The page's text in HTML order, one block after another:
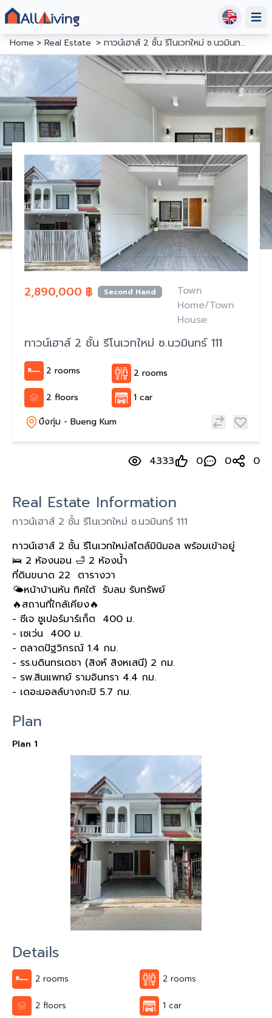
Home
Real Estate ทาวน์เฮาส์ 2 ชั้น รีโนเวทใหม่ ซ.นวมินทร์ 111
2,890,000 ฿ Second Hand
Town
Home/Town
House
ทาวน์เฮาส์ 2 ชั้น รีโนเวทใหม่ ซ.นวมินทร์ 111
2 rooms
2 rooms
2 floors
1 car
บึงกุ่ม - Bueng Kum
4333 0 0 0
Real Estate Information
ทาวน์เฮาส์ 2 ชั้น รีโนเวทใหม่ ซ.นวมินทร์ 111
ทาวน์เฮาส์ 2 ชั้น รีโนเวทใหม่สไตล์มินิมอล พร้อมเข้าอยู่
🛌 2 ห้องนอน 🛁 2 ห้องน้ำ
ที่ดินขนาด 22 ตารางวา
🌤️หน้าบ้านหัน ทิศใต้ รับลม รับทรัพย์
🔥สถานที่ใกล้เคียง🔥
- ซีเจ ซูเปอร์มาร์เก็ต 400 ม.
- เซเว่น 400 ม.
- ตลาดปัฐวิกรณ์ 1.4 กม.
- รร.บดินทรเดชา (สิงห์ สิงหเสนี) 2 กม.
- รพ.สินแพทย์ รามอินทรา 4.4 กม.
- เดอะมอลล์บางกะปิ 5.7 กม.
Plan
Plan 1
Details
2 rooms 2 rooms
2 floors 1 car